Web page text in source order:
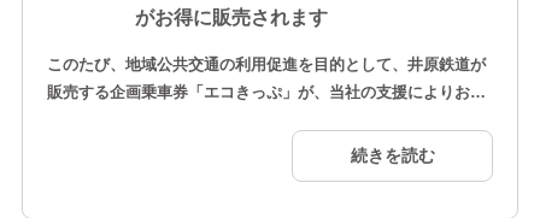
がお得に販売されます
このたび、地域公共交通の利用促進を目的として、井原鉄道が
販売する企画乗車券「エコきっぷ」が、当社の支援によりお得
100円券10枚つづり（1,000円分）の乗車券を500円で購入でき
る回数券タイプのきっぷで、井原線を実質半額で利用できる大
続きを読む